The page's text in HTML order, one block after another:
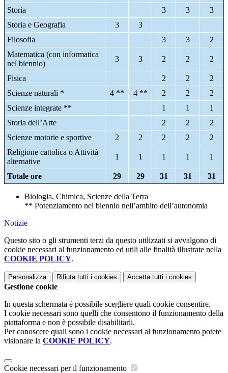
Storia 3 3
3
Storia e Geografia
3
3
Filosofia
3 3
2
Matematica (con informatica
nel biennio)
3 3 2 2 2
Fisica 2 2
2
Scienze naturali *
4 ** 4 ** 2 2
2
Scienze integrate **
1 1
1
Storia dell’Arte
2 2
2
Scienze motorie e sportive
2 2 2 2
2
Religione cattolica o Attività
alternative
1 1 1 1 1
Totale ore 29 29 31 31 31
Biologia, Chimica, Scienze della Terra
** Potenziamento nel biennio nell’ambito dell’autonomia
Notizie
Questo sito o gli strumenti terzi da questo utilizzati si avvalgono di
cookie necessari al funzionamento ed utili alle finalità illustrate nella
COOKIE POLICY.
Personalizza Rifiuta tutti i cookies Accetta tutti i cookies
Gestione cookie
In questa schermata è possibile scegliere quali cookie consentire.
I cookie necessari sono quelli che consentono il funzionamento della
piattaforma e non è possibile disabilitarli.
Per conoscere quali sono i cookie necessari al funzionamento potete
visionare la COOKIE POLICY.
Cookie necessari per il funzionamento